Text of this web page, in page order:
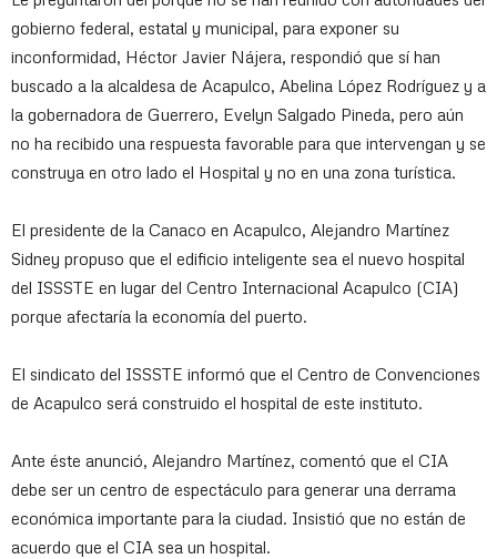
gobierno federal, estatal y municipal, para exponer su
inconformidad, Héctor Javier Nájera, respondió que sí han
buscado a la alcaldesa de Acapulco, Abelina López Rodríguez y a
la gobernadora de Guerrero, Evelyn Salgado Pineda, pero aún
no ha recibido una respuesta favorable para que intervengan y se
construya en otro lado el Hospital y no en una zona turística.
El presidente de la Canaco en Acapulco, Alejandro Martínez
Sidney propuso que el edificio inteligente sea el nuevo hospital
del ISSSTE en lugar del Centro Internacional Acapulco (CIA)
porque afectaría la economía del puerto.
El sindicato del ISSSTE informó que el Centro de Convenciones
de Acapulco será construido el hospital de este instituto.
Ante éste anunció, Alejandro Martínez, comentó que el CIA
debe ser un centro de espectáculo para generar una derrama
económica importante para la ciudad. Insistió que no están de
acuerdo que el CIA sea un hospital.